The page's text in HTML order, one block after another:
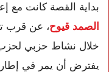
بداية القصة كانت مع
الصمد قيوح، عن قرب
خلال نشاط حزبي لحزب
يفترض أن يمر في